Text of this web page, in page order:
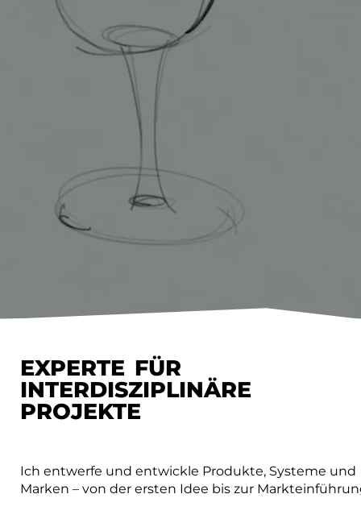
EXPERTE FÜR
INTERDISZIPLINÄRE
PROJEKTE
Ich entwerfe und entwickle Produkte, Systeme und
Marken – von der ersten Idee bis zur